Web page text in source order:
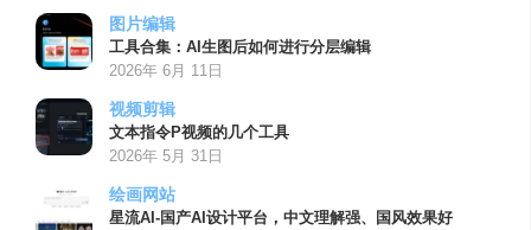
图片编辑
工具合集：AI生图后如何进行分层编辑
2026年 6月 11日
视频剪辑
文本指令P视频的几个工具
2026年 5月 31日
绘画网站
星流AI-国产AI设计平台，中文理解强、国风效果好